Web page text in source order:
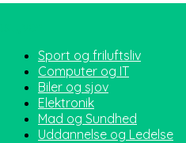
Sport og friluftsliv
Computer og IT
Biler og sjov
Elektronik
Mad og Sundhed
Uddannelse og Ledelse